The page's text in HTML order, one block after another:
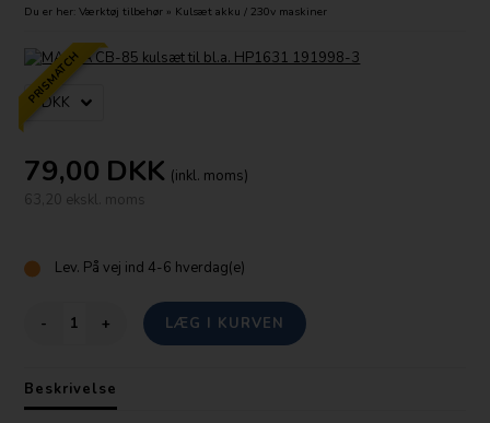
Du er her:Værktøj tilbehør » Kulsæt akku / 230v maskiner
PRISMATCH
79,00 DKK (inkl. moms)
63,20 ekskl. moms
Lev. På vej ind 4-6 hverdag(e)
- +
Beskrivelse